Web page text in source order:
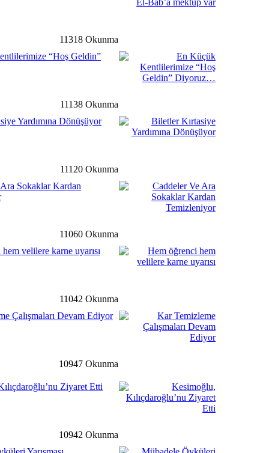
Cesur Yüreklerle Millet
Katıldı…
detay ›
Yeni Devlet Hastanesinde
detay ›
Bu Hafta Pazartesi
detay ›
detay ›
detay ›
11318 Okunma
“Hoş Geldin”
11138 Okunma
Yardımına Dönüşüyor
11120 Okunma
Sokaklar Kardan
11060 Okunma
velilere karne uyarısı
11042 Okunma
Çalışmaları Devam Ediyor
10947 Okunma
Ziyaret Etti
10942 Okunma